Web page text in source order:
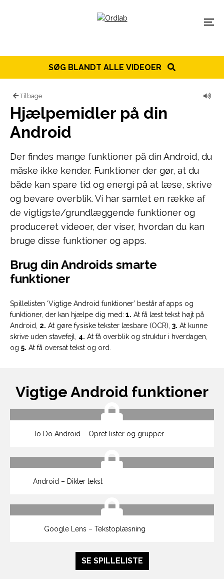
SØG BLANDT ALLE VIDEOER
Tilbage
Hjælpemidler på din
Android
Der findes mange funktioner på din Android, du
måske ikke kender. Funktioner der gør, at du
både kan spare tid og energi på at læse, skrive
og bevare overblik. Vi har samlet en række af
de vigtigste/grundlæggende funktioner og
produceret videoer, der viser, hvordan du kan
bruge disse funktioner og apps.
Brug din Androids smarte
funktioner
Spillelisten ‘Vigtige Android funktioner’ består af apps og
funktioner, der kan hjælpe dig med: 1. At få læst tekst højt på
Android, 2. At gøre fysiske tekster læsbare (OCR), 3. At kunne
skrive uden stavefejl, 4. At få overblik og struktur i hverdagen,
og 5. At få oversat tekst og ord.
Vigtige Android funktioner
To Do Android – Opret lister og grupper
Android – Dikter tekst
Google Lens – Tekstoplæsning
SE SPILLELISTE